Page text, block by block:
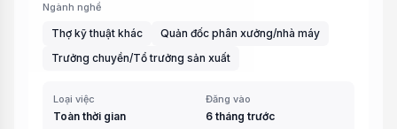
Ngành nghề
Thợ kỹ thuật khác
Quản đốc phân xưởng/nhà máy
Trưởng chuyền/Tổ trưởng sản xuất
Loại việc
Toàn thời gian
Đăng vào
6 tháng trước